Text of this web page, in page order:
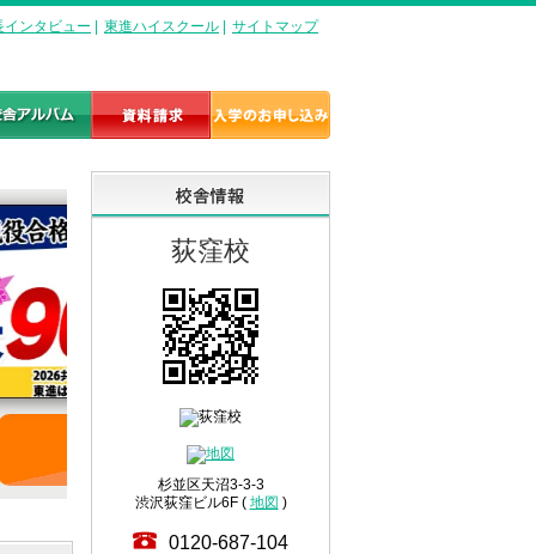
インタビュー 東進ハイスクール サイトマップ
詳しくはこちら
荻窪校
杉並区天沼3-3-3
渋沢荻窪ビル6F ( 地図 )
0120-687-104